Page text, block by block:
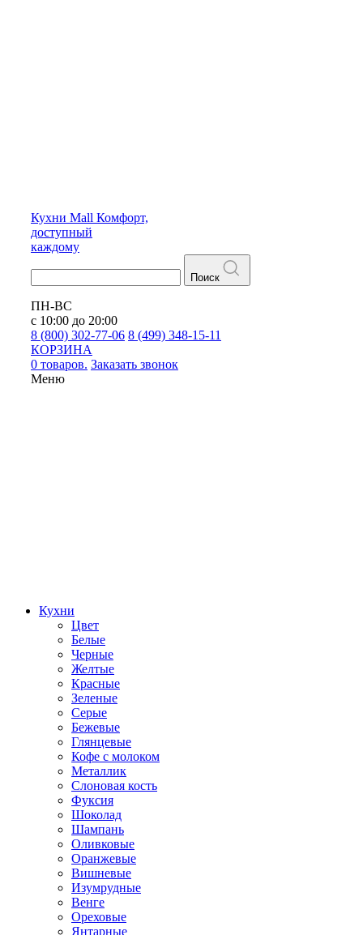
Кухни Mall Комфорт,
доступный
каждому
Поиск
ПН-ВС
с 10:00 до 20:00
8 (800) 302-77-06 8 (499) 348-15-11
КОРЗИНА
0 товаров. Заказать звонок
Меню
Кухни
Цвет
Белые
Черные
Желтые
Красные
Зеленые
Серые
Бежевые
Глянцевые
Кофе с молоком
Металлик
Слоновая кость
Фуксия
Шоколад
Шампань
Оливковые
Оранжевые
Вишневые
Изумрудные
Венге
Ореховые
Янтарные